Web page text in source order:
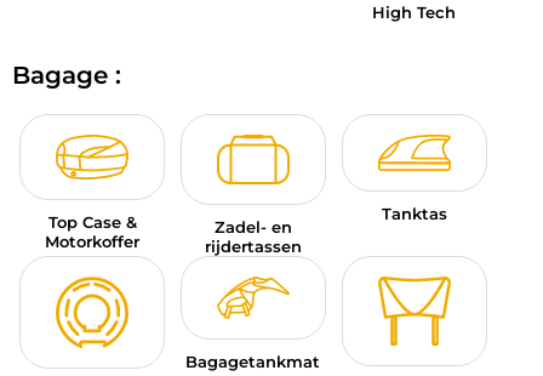
High Tech
Bagage :
Top Case &
Motorkoffer
Zadel- en
rijdertassen
Tanktas
Bagagetankmat